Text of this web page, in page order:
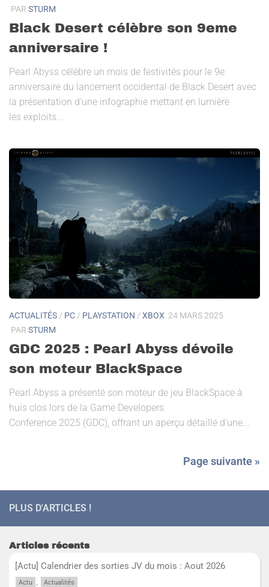
PAR STURM
Black Desert célèbre son 9eme
anniversaire !
Pearl Abyss célèbre un mois de festivités pour le 9e
anniversaire du lancement occidental de Black Desert avec
la présentation d’une infographie mettant en lumière
les exploits...
ACTUALITÉS / PC / PLAYSTATION / XBOX 24 MARS 2025
PAR STURM
GDC 2025 : Pearl Abyss dévoile
son moteur BlackSpace
Pearl Abyss a présenté son moteur de jeu BlackSpace à
huis clos lors de la Game Developers
Conference 2025 (GDC), offrant un aperçu détaillé d’une...
Page suivante »
PLUS D'ARTICLES !
Articles récents
[Actu] Calendrier des sorties JV du mois : Aout 2026
Actu , Actualités